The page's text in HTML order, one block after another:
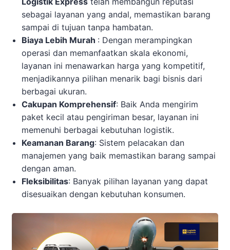
sebagai layanan yang andal, memastikan barang
sampai di tujuan tanpa hambatan.
Biaya Lebih Murah : Dengan merampingkan
operasi dan memanfaatkan skala ekonomi,
layanan ini menawarkan harga yang kompetitif,
menjadikannya pilihan menarik bagi bisnis dari
berbagai ukuran.
Cakupan Komprehensif: Baik Anda mengirim
paket kecil atau pengiriman besar, layanan ini
memenuhi berbagai kebutuhan logistik.
Keamanan Barang: Sistem pelacakan dan
manajemen yang baik memastikan barang sampai
dengan aman.
Fleksibilitas: Banyak pilihan layanan yang dapat
disesuaikan dengan kebutuhan konsumen.